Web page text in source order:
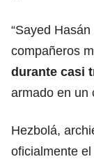
“Sayed
compañeros
durante casi
armado en un
Hezbolá,
oficialmente